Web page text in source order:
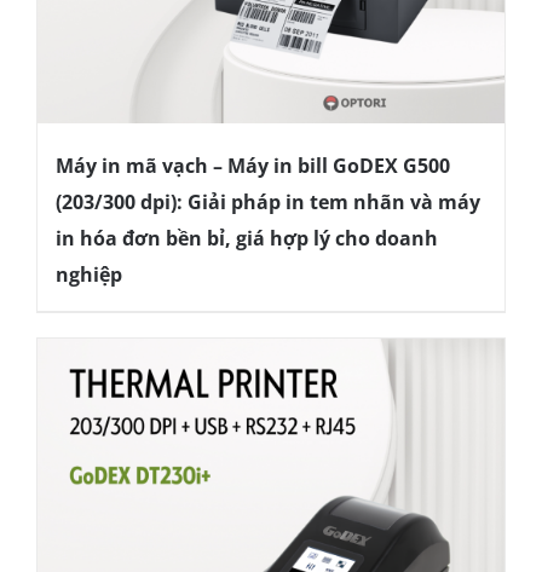
Máy in mã vạch – Máy in bill GoDEX G500
(203/300 dpi): Giải pháp in tem nhãn và máy
in hóa đơn bền bỉ, giá hợp lý cho doanh
nghiệp